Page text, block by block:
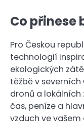
Co přinese
Pro Českou
technologií
ekologických
těžbě v
dronů a lokálních
čas, peníze a
vzduch ve